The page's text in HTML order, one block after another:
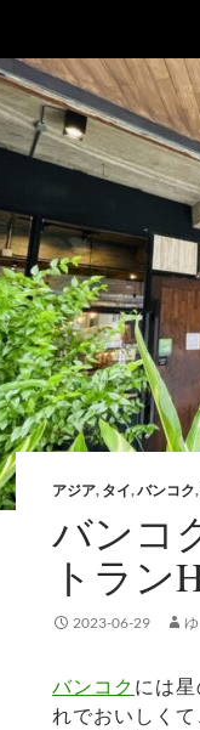
アジア, タイ,バンコク,
バンコ
トラン
2023-06-29
バンコクには
れでおいしく